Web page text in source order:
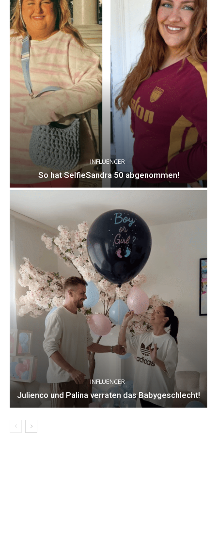
INFLUENCER
So hat SelfieSandra 50 abgenommen!
INFLUENCER
Julienco und Palina verraten das Babygeschlecht!